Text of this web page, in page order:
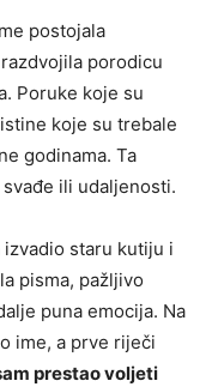
postojala
porodicu
Poruke koje su
koje su trebale
godinama. Ta
ili udaljenosti.
staru kutiju i
pisma, pažljivo
puna emocija. Na
ime, a prve riječi
prestao voljeti